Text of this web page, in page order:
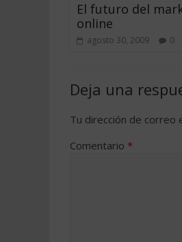
El futuro del
online
agosto 30, 2009 0
Deja una
Tu dirección de correo
Comentario *